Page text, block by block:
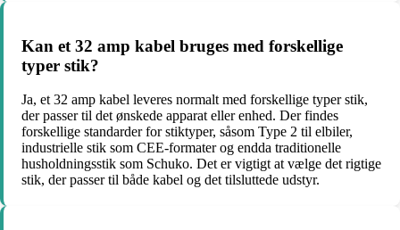
Kan et 32 amp kabel bruges med forskellige
typer stik?
Ja, et 32 amp kabel leveres normalt med forskellige typer stik,
der passer til det ønskede apparat eller enhed. Der findes
forskellige standarder for stiktyper, såsom Type 2 til elbiler,
industrielle stik som CEE-formater og endda traditionelle
husholdningsstik som Schuko. Det er vigtigt at vælge det rigtige
stik, der passer til både kabel og det tilsluttede udstyr.